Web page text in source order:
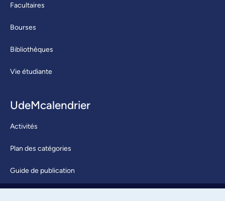
Facultaires
Bourses
Bibliothèques
Vie étudiante
UdeMcalendrier
Activités
Plan des catégories
Guide de publication